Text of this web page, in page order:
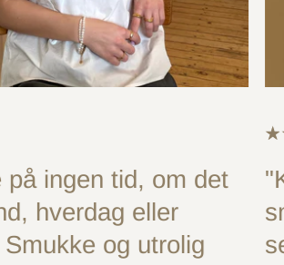
på ingen tid, om det
hverdag eller
Smukke og utrolig